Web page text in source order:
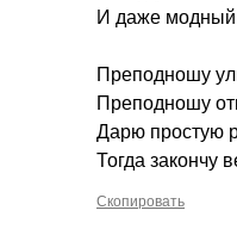
И даже модный
Преподношу
Преподношу
Дарю простую
Тогда закончу
Скопировать